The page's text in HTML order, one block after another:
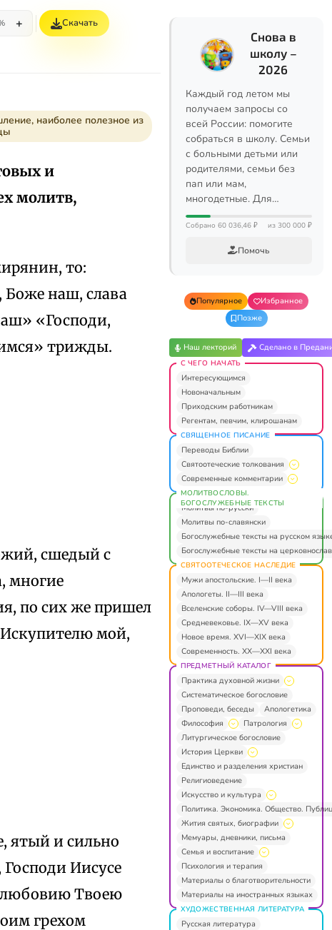
+ Скачать
наиболее полезное из
и
молитв,
то:
наш, слава
«Господи,
трижды.
сшедый с
многие
по сих же пришел
Искупителю мой,
ятый и сильно
Иисусе
любовию Твоею
грехом
Снова в
школу –
2026
Каждый год летом мы
получаем запросы со
всей России: помогите
собраться в школу. Семьи
с больными детьми или
родителями, семьи без
пап или мам,
многодетные. Для…
Собрано 60 036,46 ₽ из 300 000 ₽
Помочь
Популярное
Избранное
Позже
Наш лекторий Сделано в
С ЧЕГО НАЧАТЬ
Интересующимся
Новоначальным
Приходским работникам
Регентам, певчим, клирошанам
СВЯЩЕННОЕ ПИСАНИЕ
Переводы Библии
Святоотеческие толкования
Современные комментарии
МОЛИТВОСЛОВЫ.
БОГОСЛУЖЕБНЫЕ ТЕКСТЫ
Молитвы по-русски
Молитвы по-славянски
Богослужебные тексты на русском
Богослужебные тексты на
СВЯТООТЕЧЕСКОЕ НАСЛЕДИЕ
Мужи апостольские. I—II века
Апологеты. II—III века
Вселенские соборы. IV—VIII века
Средневековье. IX—XV века
Новое время. XVI—XIX века
Современность. XX—XXI века
ПРЕДМЕТНЫЙ КАТАЛОГ
Практика духовной жизни
Систематическое богословие
Проповеди, беседы
Апологетика
Философия
Патрология
Литургическое богословие
История Церкви
Единство и разделения христиан
Религиоведение
Искусство и культура
Политика. Экономика. Общество.
Жития святых, биографии
Мемуары, дневники, письма
Семья и воспитание
Психология и терапия
Материалы о благотворительности
Материалы на иностранных языках
ХУДОЖЕСТВЕННАЯ ЛИТЕРАТУРА
Русская литература